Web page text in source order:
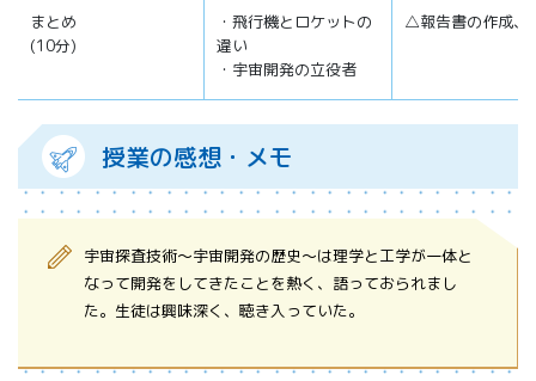
まとめ
(10分)
・飛行機とロケットの
違い
・宇宙開発の立役者
△報告書の作成、
授業の感想・メモ
宇宙探査技術～宇宙開発の歴史～は理学と工学が一体と
なって開発をしてきたことを熱く、語っておられまし
た。生徒は興味深く、聴き入っていた。